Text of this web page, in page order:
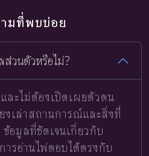
มที่พบบ่อย
ส่วนตัวหรือไม่?
และไม่ต้องเปิดเผยตัวตน
เล่าสถานการณ์และสิ่งที่
อมูลที่ชัดเจนเกี่ยวกับ
ารอ่านไพ่ตอบได้ตรงกับ